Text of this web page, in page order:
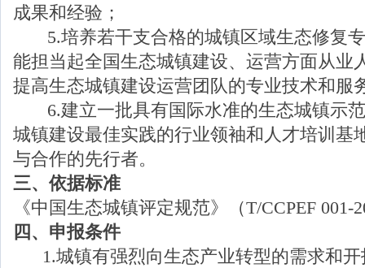
成果和经验；
5.培养若干支合格的城镇区域生态修复
能担当起全国生态城镇建设、运营方面从业
提高生态城镇建设运营团队的专业技术和服
6.建立一批具有国际水准的生态城镇示
城镇建设最佳实践的行业领袖和人才培训基
与合作的先行者。
三、依据标准
《中国生态城镇评定规范》（T/CCPEF 001-
四、 申报条件
1.城镇有强烈向生态产业转型的需求和开